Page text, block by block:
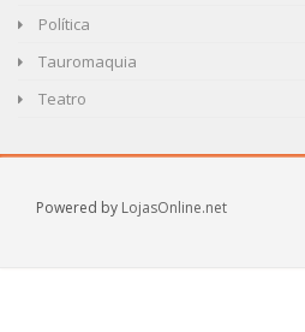
Política
Tauromaquia
Teatro
Powered by LojasOnline.net